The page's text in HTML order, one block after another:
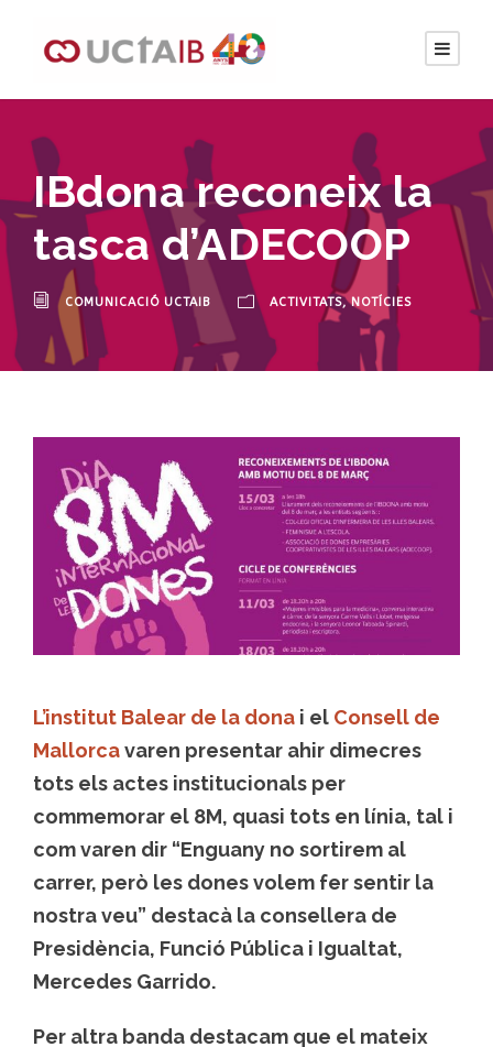
IBdona reconeix la
tasca d’ADECOOP
COMUNICACIÓ UCTAIB ACTIVITATS, NOTÍCIES
L’institut Balear de la dona i el Consell de
Mallorcavaren presentar ahir dimecres
tots els actes institucionals per
commemorar el 8M, quasi tots en línia, tal i
com varen dir “Enguany no sortirem al
carrer, però les dones volem fer sentir la
nostra veu” destacà la consellera de
Presidència, Funció Pública i Igualtat,
Mercedes Garrido.
Per altra banda destacam que el mateix